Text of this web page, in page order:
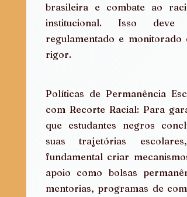
brasileira e combate ao
institucional. Isso deve
regulamentado e monitorado
rigor.
Políticas de Permanência
com Recorte Racial: Para
que estudantes negros
suas trajetórias
fundamental criar
apoio como bolsas
mentorias, programas de